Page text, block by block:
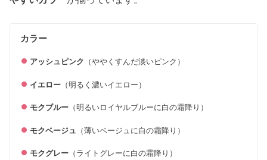
カラー
アッシュピンク （ややくすんだ淡いピンク）
イエロー（明るく濃いイエロー）
モクブルー（明るいロイヤルブルーに白の霜降り）
モクベージュ （薄いベージュに白の霜降り）
モクグレー（ライトグレーに白の霜降り）